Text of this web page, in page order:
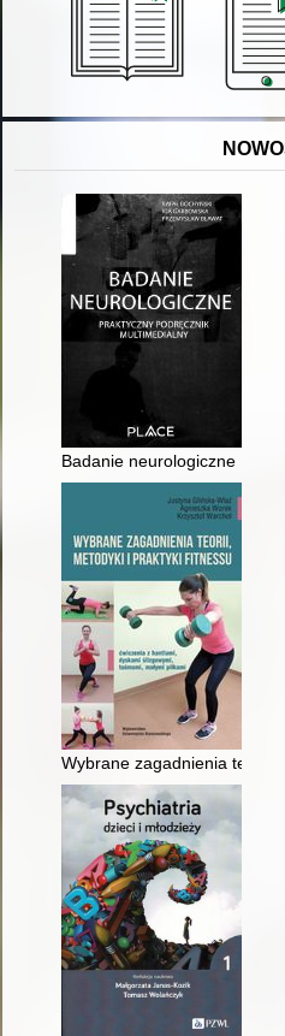
Badanie neurologiczne :
Wybrane zagadnienia teorii,